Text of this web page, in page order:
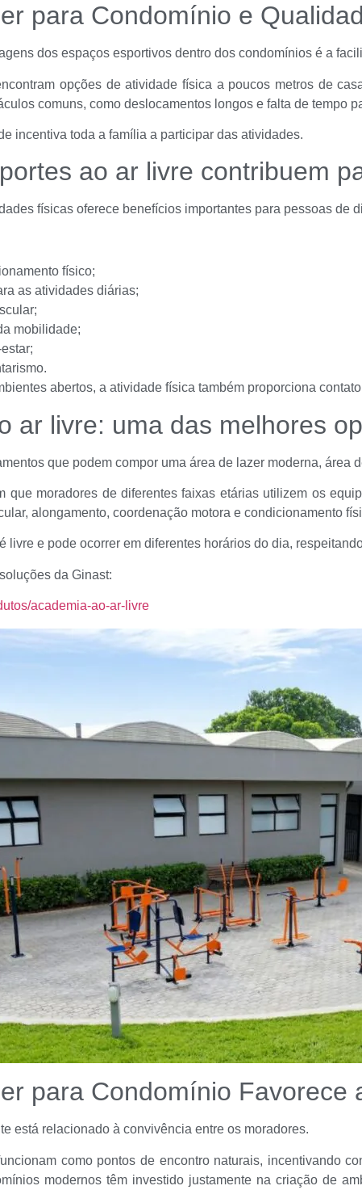
para Condomínio e
dos espaços esportivos dentro dos condomínios é a
opções de atividade física a poucos metros de
comuns, como deslocamentos longos e falta de tempo
incentiva toda a família a participar das atividades.
ao ar livre contribuem
físicas oferece benefícios importantes para pessoas de
físico;
as atividades diárias;
mobilidade;
abertos, a atividade física também proporciona
ar livre: uma das melhores
que podem compor uma área de lazer moderna,
que moradores de diferentes faixas etárias utilizem os
alongamento, coordenação motora e condicionamento
livre e pode ocorrer em diferentes horários do dia,
da Ginast:
academia-ao-ar-livre
para Condomínio Favorece
está relacionado à convivência entre os moradores.
como pontos de encontro naturais, incentivando
modernos têm investido justamente na criação de